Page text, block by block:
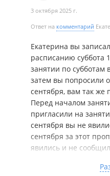
3 октября 2025 г.
Ответ на комментарий
Екатерина вы
расписанию суббота
занятии по субботам
затем вы попросили
сентября, вам так же
Перед началом
пригласили на
сентября вы не
сентября за этот
явились и не
отработку этого